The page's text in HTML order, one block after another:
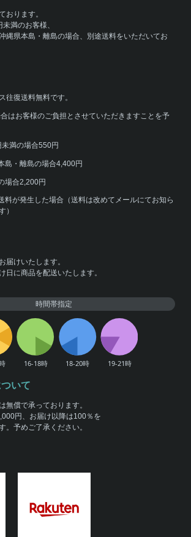
おります。
満のお客様、
縄県本島・離島の場合、別途送料をいただいてお
往復送料無料です。
はお客様のご負担とさせていただきますことを予
満の場合550円
島・離島の場合4,400円
場合2,200円
料が発生した場合（送料は改めてメールにてお知ら
）
届けいたします。
日に商品を配送いたします。
時間帯指定
いて
無償で承っております。
円、お届け以降は100％を
。予めご了承ください。